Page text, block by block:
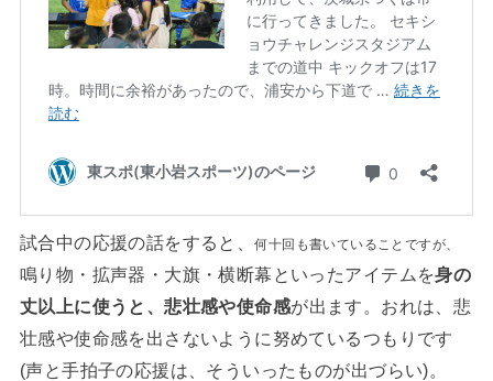
試合中の応援の話をすると、何十回も書いていることですが、
鳴り物・拡声器・大旗・横断幕といったアイテムを身の
丈以上に使うと、悲壮感や使命感が出ます。おれは、悲
壮感や使命感を出さないように努めているつもりです
(声と手拍子の応援は、そういったものが出づらい)。